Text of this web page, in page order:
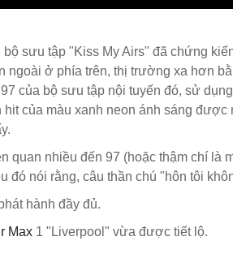
sưu tập "Kiss My Airs" đã chứng
ngoài ở phía trên, thị trường xa hơn
97 của bộ sưu tập nội tuyến đó, sử
của màu xanh neon ánh sáng được
nhiều đến 97 (hoặc thậm chí là
đó nói rằng, câu thần chú "hôn tôi
hành đầy đủ.
Max 1 "Liverpool" vừa được tiết lộ.